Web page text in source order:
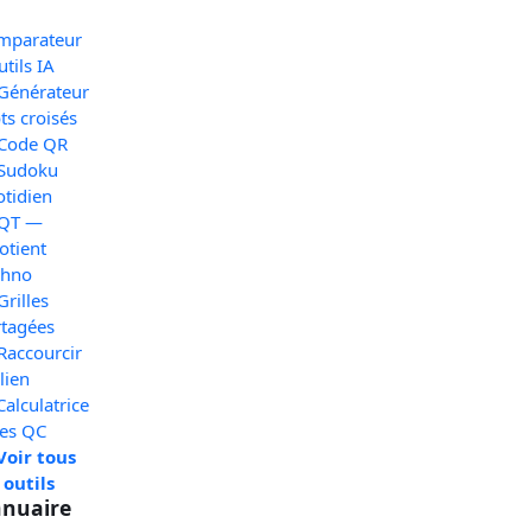
IA
croisés
QR
—
QC
tous
outils